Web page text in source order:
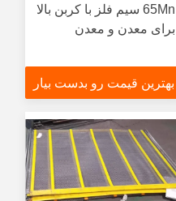
65Mn سیم فلز با کربن بالا
برای معدن و معدن
بهترین قیمت رو بدست بیار